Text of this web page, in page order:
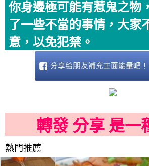
你身邊極可能有惹鬼之物
了一些不當的事情，大家
意，以免犯禁。
轉發 分享 是一
熱門推薦